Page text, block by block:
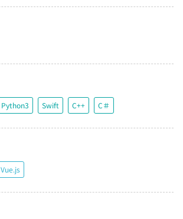
Python3 Swift C++ C＃
Vue.js